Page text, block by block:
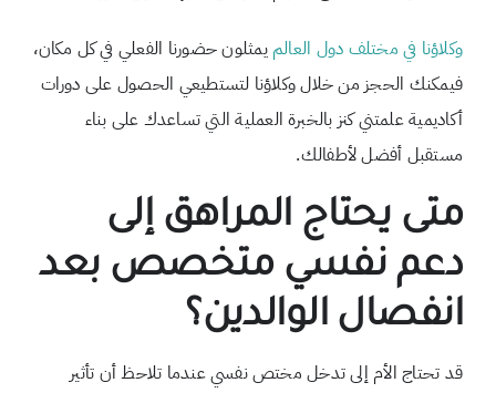
وكلاؤنا في مختلف دول العالم يمثلون حضورنا الفعلي في كل مكان،
فيمكنك الحجز من خلال وكلاؤنا لتستطيعي الحصول على دورات
أكاديمية علمتني كنز بالخبرة العملية التي تساعدك على بناء
مستقبل أفضل لأطفالك.
متى يحتاج المراهق إلى
دعم نفسي متخصص بعد
انفصال الوالدين؟
قد تحتاج الأم إلى تدخل مختص نفسي عندما تلاحظ أن تأثير